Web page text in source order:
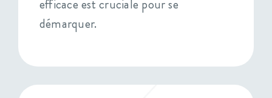
efficace est cruciale pour se
démarquer.